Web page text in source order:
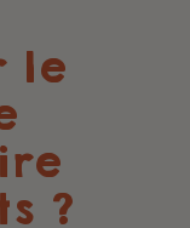
le
?